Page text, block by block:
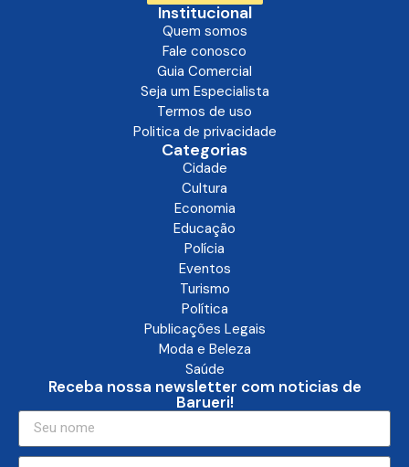
Institucional
Quem somos
Fale conosco
Guia Comercial
Seja um Especialista
Termos de uso
Politica de privacidade
Categorias
Cidade
Cultura
Economia
Educação
Polícia
Eventos
Turismo
Política
Publicações Legais
Moda e Beleza
Saúde
Receba nossa newsletter com noticias de
Barueri!